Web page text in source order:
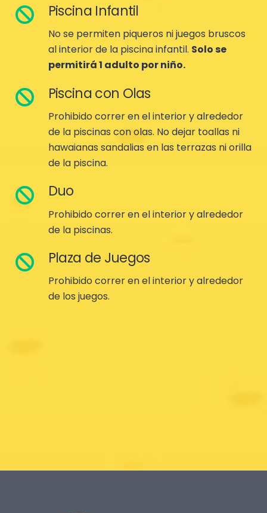
Piscina Infantil
No se permiten piqueros ni juegos bruscos
al interior de la piscina infantil. Solo se
permitirá 1 adulto por niño.
Piscina con Olas
Prohibido correr en el interior y alrededor
de la piscinas con olas. No dejar toallas ni
hawaianas sandalias en las terrazas ni orilla
de la piscina.
Duo
Prohibido correr en el interior y alrededor
de la piscinas.
Plaza de Juegos
Prohibido correr en el interior y alrededor
de los juegos.